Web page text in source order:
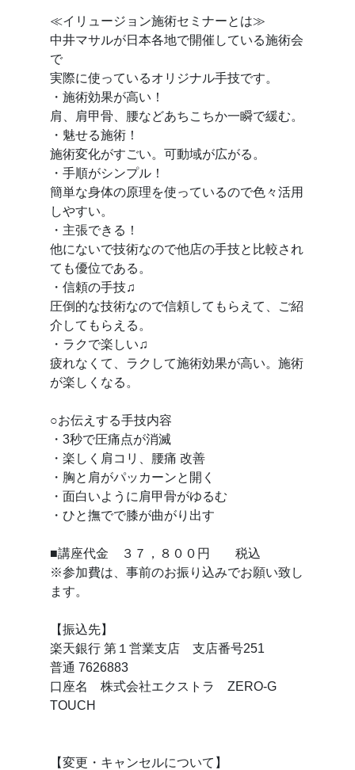
≪イリュージョン施術セミナーとは≫
中井マサルが日本各地で開催している施術会
で
実際に使っているオリジナル手技です。
・施術効果が高い！
肩、肩甲骨、腰などあちこちか一瞬で緩む。
・魅せる施術！
施術変化がすごい。可動域が広がる。
・手順がシンプル！
簡単な身体の原理を使っているので色々活用
しやすい。
・主張できる！
他にないで技術なので他店の手技と比較され
ても優位である。
・信頼の手技♫
圧倒的な技術なので信頼してもらえて、ご紹
介してもらえる。
・ラクで楽しい♫
疲れなくて、ラクして施術効果が高い。施術
が楽しくなる。
○お伝えする手技内容
・3秒で圧痛点が消滅
・楽しく肩コリ、腰痛 改善
・胸と肩がパッカーンと開く
・面白いように肩甲骨がゆるむ
・ひと撫でで膝が曲がり出す
■講座代金 ３７，８００円 税込
※参加費は、事前のお振り込みでお願い致し
ます。
【振込先】
楽天銀行 第１営業支店 支店番号251
普通 7626883
口座名 株式会社エクストラ ZERO-G
TOUCH
【変更・キャンセルについて】